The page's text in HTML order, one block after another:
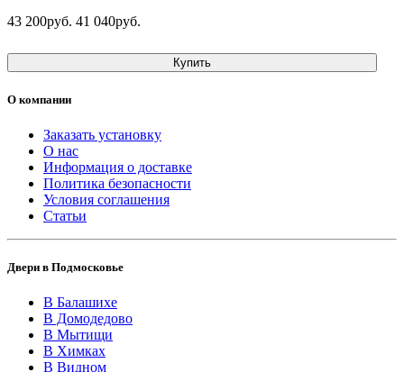
43 200руб. 41 040руб.
Купить
О компании
Заказать установку
О нас
Информация о доставке
Политика безопасности
Условия соглашения
Статьи
Двери в Подмосковье
В Балашихе
В Домодедово
В Мытищи
В Химках
В Видном